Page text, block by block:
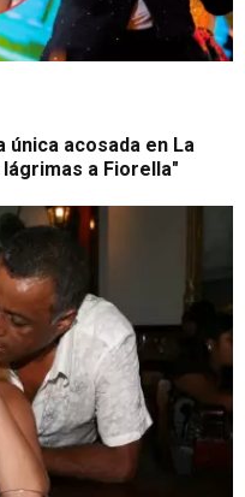
única acosada en La
a Fiorella"